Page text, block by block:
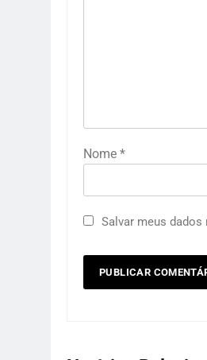
Nome *
Salvar meus dados